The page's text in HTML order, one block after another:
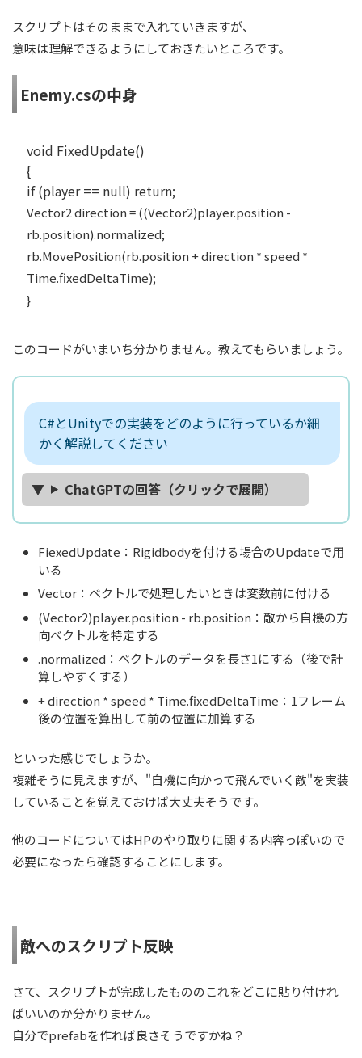
スクリプトはそのままで入れていきますが、
意味は理解できるようにしておきたいところです。
Enemy.csの中身
void FixedUpdate()
{
if (player == null) return;
Vector2 direction = ((Vector2)player.position -
rb.position).normalized;
rb.MovePosition(rb.position + direction * speed *
Time.fixedDeltaTime);
}
このコードがいまいち分かりません。教えてもらいましょう。
C#とUnityでの実装をどのように行っているか細
かく解説してください
ChatGPTの回答（クリックで展開）
FiexedUpdate：Rigidbodyを付ける場合のUpdateで用
いる
Vector：ベクトルで処理したいときは変数前に付ける
(Vector2)player.position - rb.position：敵から自機の方
向ベクトルを特定する
.normalized：ベクトルのデータを長さ1にする（後で計
算しやすくする）
+ direction * speed * Time.fixedDeltaTime：1フレーム
後の位置を算出して前の位置に加算する
といった感じでしょうか。
複雑そうに見えますが、"自機に向かって飛んでいく敵"を実装
していることを覚えておけば大丈夫そうです。
他のコードについてはHPのやり取りに関する内容っぽいので
必要になったら確認することにします。
敵へのスクリプト反映
さて、スクリプトが完成したもののこれをどこに貼り付けれ
ばいいのか分かりません。
自分でprefabを作れば良さそうですかね？